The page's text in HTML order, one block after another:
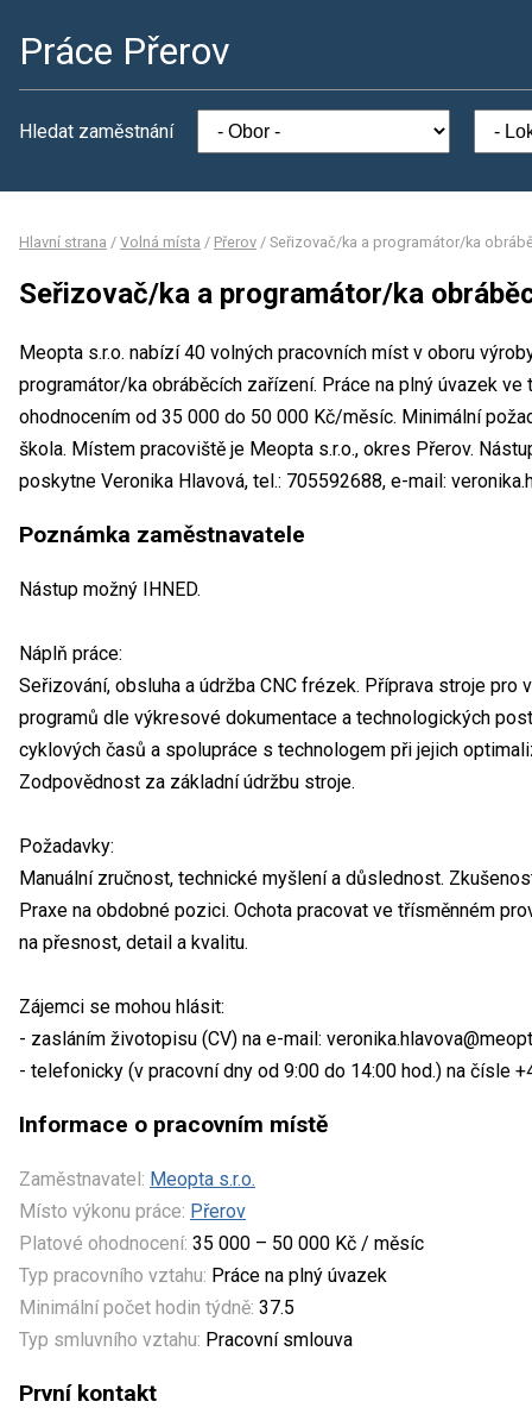
Práce Přerov
Hledat zaměstnání
Hlavní strana / Volná místa / Přerov / Seřizovač/ka a programátor/ka
Seřizovač/ka a programátor/ka
Meopta s.r.o. nabízí 40 volných pracovních míst v oboru
programátor/ka obráběcích zařízení. Práce na plný úvazek
ohodnocením od 35 000 do 50 000 Kč/měsíc. Minimální
škola. Místem pracoviště je Meopta s.r.o., okres Přerov.
poskytne Veronika Hlavová, tel.: 705592688, e-mail:
Poznámka zaměstnavatele
Nástup možný IHNED.
Náplň práce:
Seřizování, obsluha a údržba CNC frézek. Příprava stroje pro
programů dle výkresové dokumentace a technologických
cyklových časů a spolupráce s technologem při jejich
Zodpovědnost za základní údržbu stroje.
Požadavky:
Manuální zručnost, technické myšlení a důslednost.
Praxe na obdobné pozici. Ochota pracovat ve třísměnném
na přesnost, detail a kvalitu.
Zájemci se mohou hlásit:
- zasláním životopisu (CV) na e-mail:
- telefonicky (v pracovní dny od 9:00 do 14:00 hod.) na čísle
Informace o pracovním místě
Zaměstnavatel: Meopta s.r.o.
Místo výkonu práce: Přerov
Platové ohodnocení: 35 000 – 50 000 Kč / měsíc
Typ pracovního vztahu: Práce na plný úvazek
Minimální počet hodin týdně: 37.5
Typ smluvního vztahu: Pracovní smlouva
První kontakt